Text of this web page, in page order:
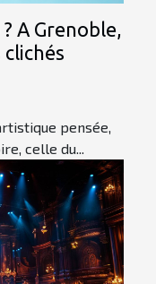
A Grenoble,
pensée,
celle du...